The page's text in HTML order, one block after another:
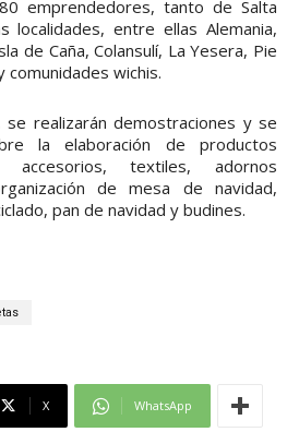
emprendedores, tanto de Salta
localidades, entre ellas Alemania,
de Caña, Colansulí, La Yesera, Pie
comunidades wichis.
se realizarán demostraciones y se
la elaboración de productos
accesorios, textiles, adornos
de mesa de navidad,
pan de navidad y budines.
X WhatsApp